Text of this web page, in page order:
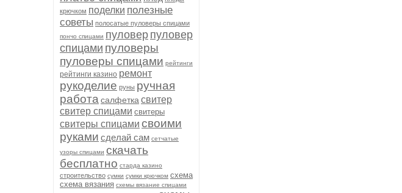
крючком поделки полезные
советы полосатые пуловеры спицами
пончо спицами пуловер пуловер
спицами пуловеры
пуловеры спицами рейтинги
рейтинги казино ремонт
рукоделие руны ручная
работа салфетка свитер
свитер спицами свитеры
свитеры спицами своими
руками сделай сам сетчатые
узоры спицами скачать
бесплатно старда казино
строительство сумки сумки крючком схема
схема вязания схемы вязание спицами